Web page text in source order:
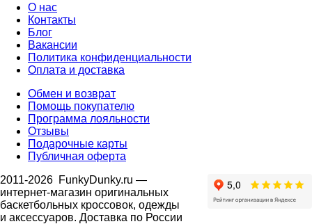
О нас
Контакты
Блог
Вакансии
Политика конфиденциальности
Оплата и доставка
Обмен и возврат
Помощь покупателю
Программа лояльности
Отзывы
Подарочные карты
Публичная оферта
2011-2026 FunkyDunky.ru —
интернет-магазин оригинальных
баскетбольных кроссовок, одежды
и аксессуаров. Доставка по России